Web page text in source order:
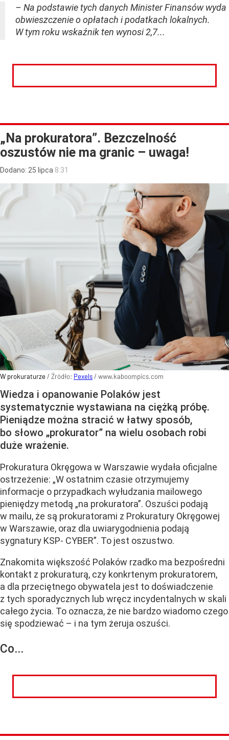
– Na podstawie tych danych Minister Finansów wyda
obwieszczenie o opłatach i podatkach lokalnych.
W tym roku wskaźnik ten wynosi 2,7...
„Na prokuratora”. Bezczelność
oszustów nie ma granic – uwaga!
Dodano: 25 lipca 8:31
W prokuraturze/ Źródło: Pexels/ www.kaboompics.com
Wiedza i opanowanie Polaków jest
systematycznie wystawiana na ciężką próbę.
Pieniądze można stracić w łatwy sposób,
bo słowo „prokurator” na wielu osobach robi
duże wrażenie.
Prokuratura Okręgowa w Warszawie wydała oficjalne
ostrzeżenie: „W ostatnim czasie otrzymujemy
informacje o przypadkach wyłudzania mailowego
pieniędzy metodą „na prokuratora”. Oszuści podają
w mailu, że są prokuratorami z Prokuratury Okręgowej
w Warszawie, oraz dla uwiarygodnienia podają
sygnatury KSP- CYBER”. To jest oszustwo.
Znakomita większość Polaków rzadko ma bezpośredni
kontakt z prokuraturą, czy konkrtenym prokuratorem,
a dla przeciętnego obywatela jest to doświadczenie
z tych sporadycznych lub wręcz incydentalnych w skali
całego życia. To oznacza, że nie bardzo wiadomo czego
się spodziewać – i na tym żeruja oszuści.
Co...